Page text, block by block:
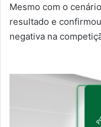
Mesmo com o
resultado e
negativa na